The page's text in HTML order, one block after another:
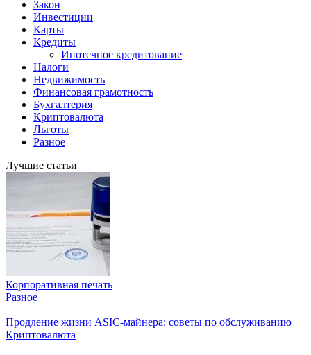
Закон
Инвестиции
Карты
Кредиты
Ипотечное кредитование
Налоги
Недвижимость
Финансовая грамотность
Бухгалтерия
Криптовалюта
Льготы
Разное
Лучшие статьи
Корпоративная печать
Разное
Продление жизни ASIC-майнера: советы по обслуживанию
Криптовалюта